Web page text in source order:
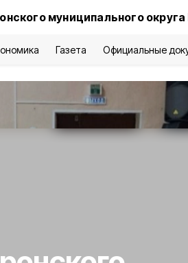
муниципального
Газета Официальные